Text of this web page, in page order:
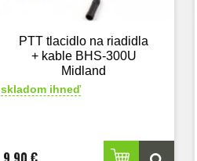
PTT tlacidlo na riadidla
+ kable BHS-300U
Midland
skladom ihneď